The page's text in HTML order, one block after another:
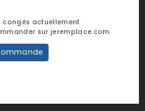
congés actuellement
sur jeremplace.com